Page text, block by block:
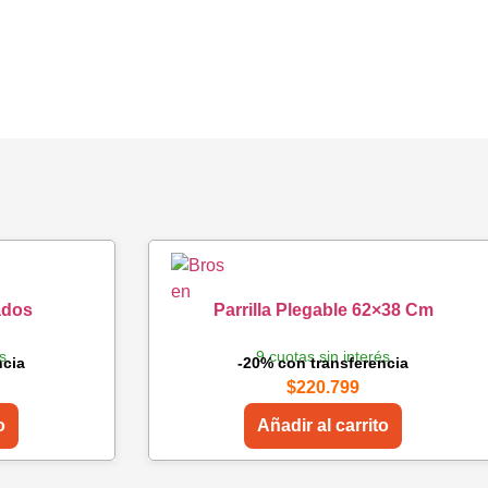
Parrilla Plegable 62×38 Cm
9 cuotas sin interés
-20% con transferencia
$220.799
Añadir al carrito